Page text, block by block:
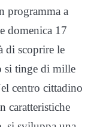
programma a
domenica 17
di scoprire le
si tinge di mille
centro cittadino
caratteristiche